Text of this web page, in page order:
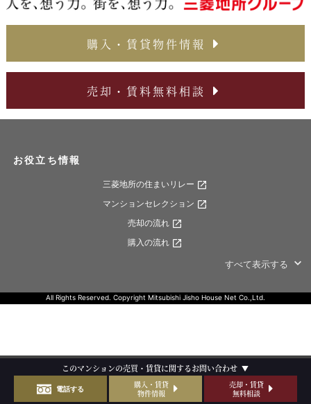
購入・賃貸物件情報
売却・賃料無料相談
お役立ち情報
三菱地所の住まいリレー
マンションセレクション
売却の流れ
購入の流れ
すべて表示する
All Rights Reserved. Copyright Mitsubishi Jisho House Net Co.,Ltd.
このマンションの売買・賃貸に関するお問い合わせ ▼
電話する
購入・賃貸
物件情報
売却・賃貸
無料相談